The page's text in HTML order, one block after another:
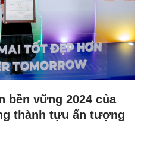
bền vững 2024 của
thành tựu ấn tượng